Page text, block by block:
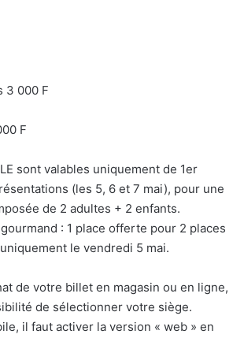
3 000 F
F
sont valables uniquement de 1er
(les 5, 6 et 7 mai), pour une
de 2 adultes + 2 enfants.
: 1 place offerte pour 2 places
le vendredi 5 mai.
de votre billet en magasin ou en ligne,
de sélectionner votre siège.
il faut activer la version « web » en